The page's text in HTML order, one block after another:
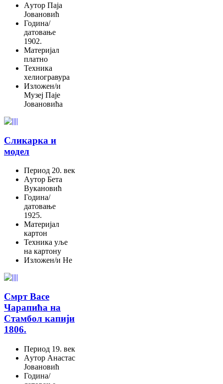
Aутор Паја
Јовановић
Година/
датовање
1902.
Материјал
платно
Техника
хелиогравура
Изложен/и
Музеј Паје
Јовановића
Сликарка и
модел
Период 20. век
Aутор Бета
Вукановић
Година/
датовање
1925.
Материјал
картон
Техника уље
на картону
Изложен/и Не
Смрт Васе
Чарапића на
Стамбол капији
1806.
Период 19. век
Aутор Анастас
Јовановић
Година/